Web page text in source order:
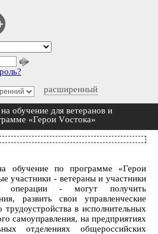
расширенный
обучение для ветеранов и
«Герои Vостока»
обучение по программе «Герои
участники - ветераны и участники
операции - могут получить
развить свои управленческие
в исполнительных
самоуправления, на предприятиях
отделениях общероссийских